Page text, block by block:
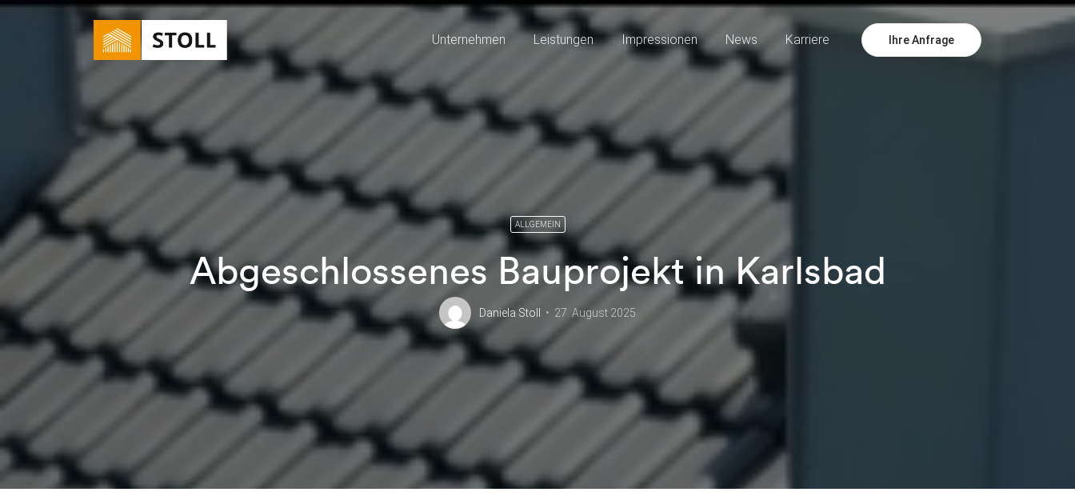
Unternehmen Leistungen Impressionen News Karriere Ihre Anfrage
ALLGEMEIN
Abgeschlossenes Bauprojekt in Karlsbad
Daniela Stoll 27. August 2025